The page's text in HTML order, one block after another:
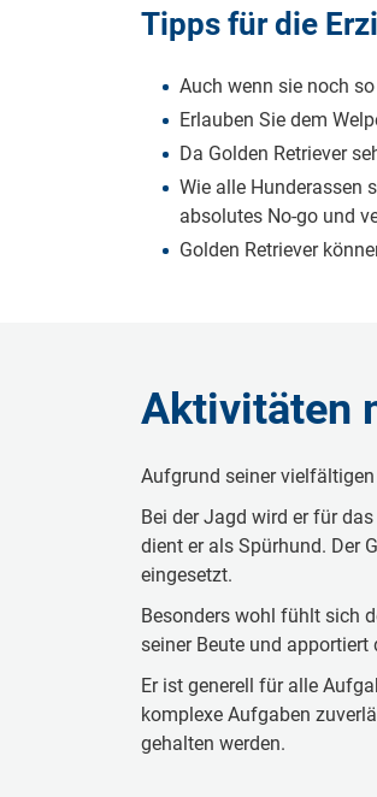
Tipps für die
Auch wenn sie noch
Erlauben Sie dem
Da Golden Retriever
Wie alle Hunderassen
absolutes No-go und
Golden Retriever
Aktivitäten
Aufgrund seiner
Bei der Jagd wird er für
dient er als Spürhund. Der
eingesetzt.
Besonders wohl fühlt sich
seiner Beute und apportiert
Er ist generell für alle
komplexe Aufgaben
gehalten werden.